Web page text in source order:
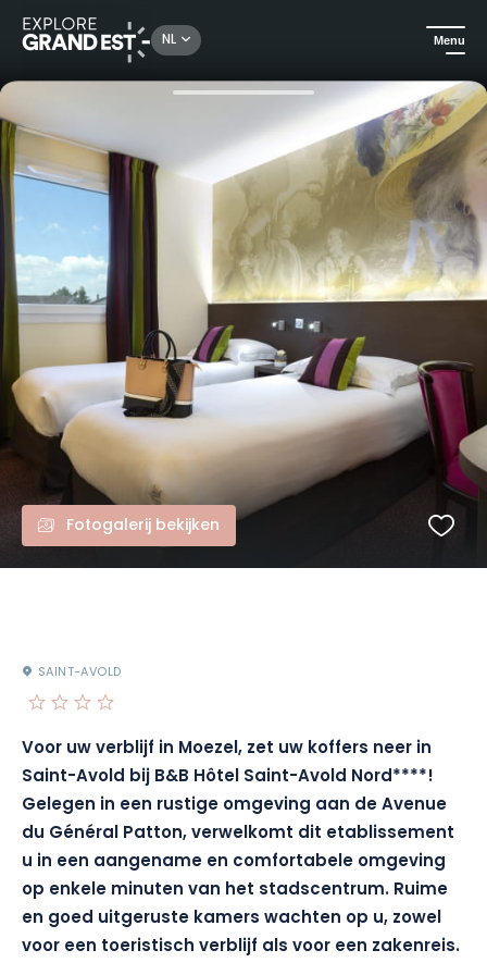
NL Menu
Kijk je ogen uit in de Grand Est 4-sterren comfortnacht in het hart van Saint-Avold
Fotogalerij bekijken
SAINT-AVOLD
Voor uw verblijf in Moezel, zet uw koffers neer in
Saint-Avold bij B&B Hôtel Saint-Avold Nord****!
Gelegen in een rustige omgeving aan de Avenue
du Général Patton, verwelkomt dit etablissement
u in een aangename en comfortabele omgeving
op enkele minuten van het stadscentrum. Ruime
en goed uitgeruste kamers wachten op u, zowel
voor een toeristisch verblijf als voor een zakenreis.